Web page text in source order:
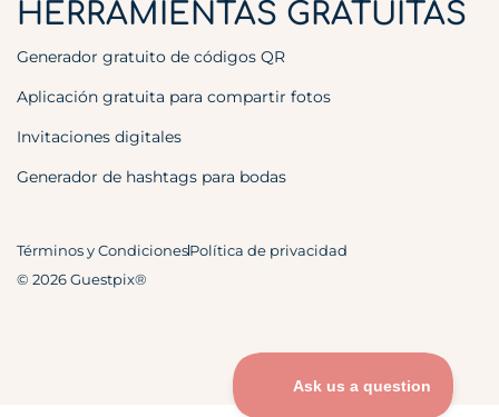
HERRAMIENTAS GRATUITAS
Generador gratuito de códigos QR
Aplicación gratuita para compartir fotos
Invitaciones digitales
Generador de hashtags para bodas
© 2026 Guestpix®
Términos y CondicionesPolítica de privacidad